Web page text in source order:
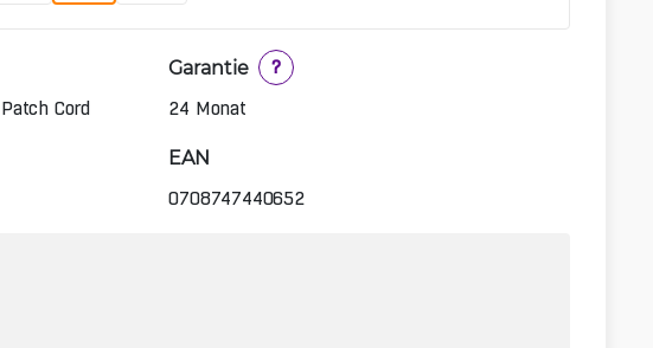
Cord
Garantie
?
24 Monat
EAN
0708747440652